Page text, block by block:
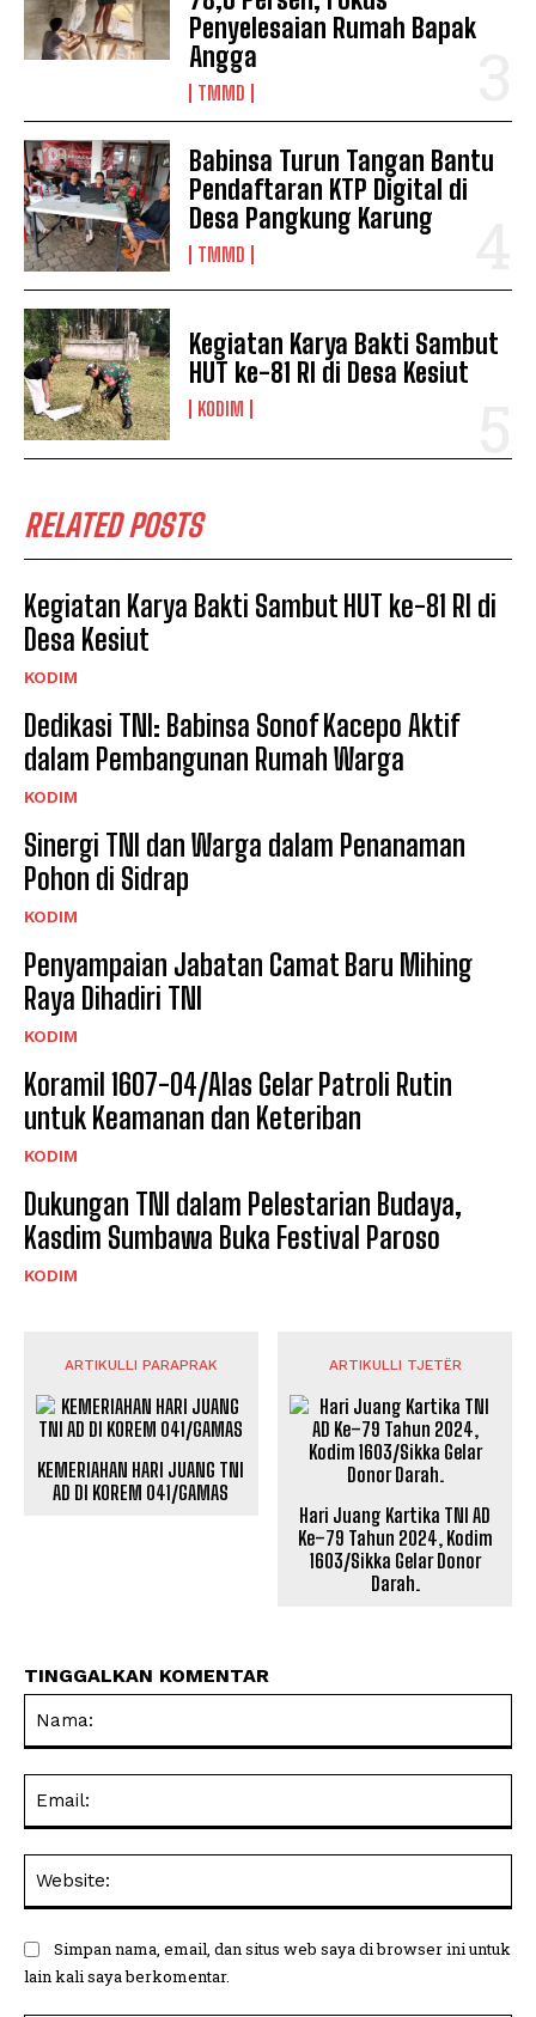
Penyelesaian Rumah Bapak
Angga
TMMD
Babinsa Turun Tangan Bantu
Pendaftaran KTP Digital di
Desa Pangkung Karung
TMMD
Kegiatan Karya Bakti Sambut
HUT ke-81 RI di Desa Kesiut
KODIM
RELATED POSTS
Kegiatan Karya Bakti Sambut HUT ke-81 RI di
Desa Kesiut
KODIM
Dedikasi TNI: Babinsa Sonof Kacepo Aktif
dalam Pembangunan Rumah Warga
KODIM
Sinergi TNI dan Warga dalam Penanaman
Pohon di Sidrap
KODIM
Penyampaian Jabatan Camat Baru Mihing
Raya Dihadiri TNI
KODIM
Koramil 1607-04/Alas Gelar Patroli Rutin
untuk Keamanan dan Keteriban
KODIM
Dukungan TNI dalam Pelestarian Budaya,
Kasdim Sumbawa Buka Festival Paroso
KODIM
ARTIKULLI PARAPRAK
KEMERIAHAN HARI JUANG TNI
AD DI KOREM 041/GAMAS
ARTIKULLI TJETËR
Hari Juang Kartika TNI AD
Ke–79 Tahun 2024, Kodim
1603/Sikka Gelar Donor
Darah.
TINGGALKAN KOMENTAR
Simpan nama, email, dan situs web saya di browser ini untuk
lain kali saya berkomentar.